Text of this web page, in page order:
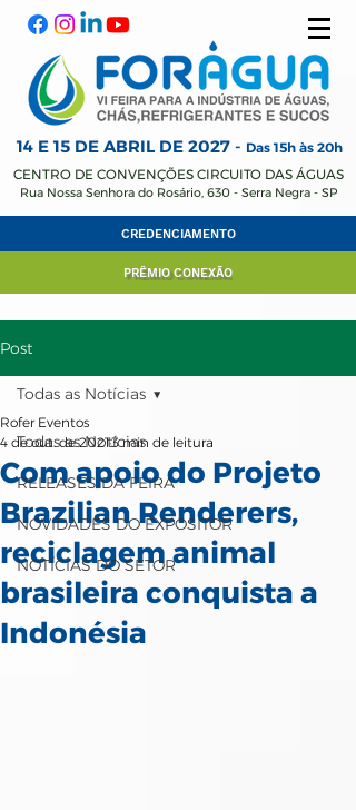
14 E 15 DE ABRIL DE 2027 - Das 15h às 20h
CENTRO DE CONVENÇÕES CIRCUITO DAS ÁGUAS
Rua Nossa Senhora do Rosário, 630 - Serra Negra - SP
CREDENCIAMENTO
PRÊMIO CONEXÃO
Post
Todas as Notícias
RELEASES DA FEIRA
NOVIDADES DO EXPOSITOR
NOTÍCIAS DO SETOR
Todas as Notícias
Com apoio do Projeto
Brazilian Renderers,
reciclagem animal
brasileira conquista a
Indonésia
Rofer Eventos
4 de out. de 20213 min de leitura